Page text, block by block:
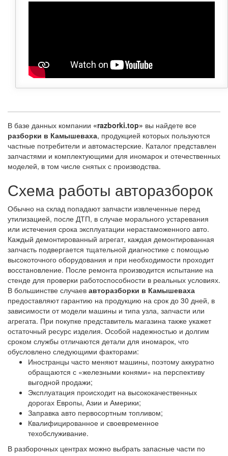
В базе данных компании «razborki.top» вы найдете все
разборки в Камышеваха, продукцией которых пользуются
частные потребители и автомастерские. Каталог представлен
запчастями и комплектующими для иномарок и отечественных
моделей, в том числе снятых с производства.
Схема работы авторазборок
Обычно на склад попадают запчасти извлеченные перед
утилизацией, после ДТП, в случае морального устаревания
или истечения срока эксплуатации нерастаможенного авто.
Каждый демонтированный агрегат, каждая демонтированная
запчасть подвергается тщательной диагностике с помощью
высокоточного оборудования и при необходимости проходит
восстановление. После ремонта производится испытание на
стенде для проверки работоспособности в реальных условиях.
В большинстве случаев авторазборки в Камышеваха
предоставляют гарантию на продукцию на срок до 30 дней, в
зависимости от модели машины и типа узла, запчасти или
агрегата. При покупке представитель магазина также укажет
остаточный ресурс изделия. Особой надежностью и долгим
сроком службы отличаются детали для иномарок, что
обусловлено следующими факторами:
Иностранцы часто меняют машины, поэтому аккуратно
обращаются с «железными конями» на перспективу
выгодной продажи;
Эксплуатация происходит на высококачественных
дорогах Европы, Азии и Америки;
Заправка авто первосортным топливом;
Квалифицированное и своевременное
техобслуживание.
В разборочных центрах можно выбрать запасные части по